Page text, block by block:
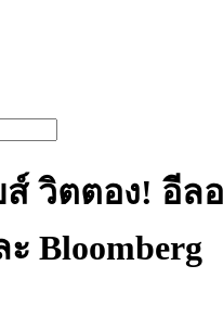
วิตตอง! อีล
Bloomberg